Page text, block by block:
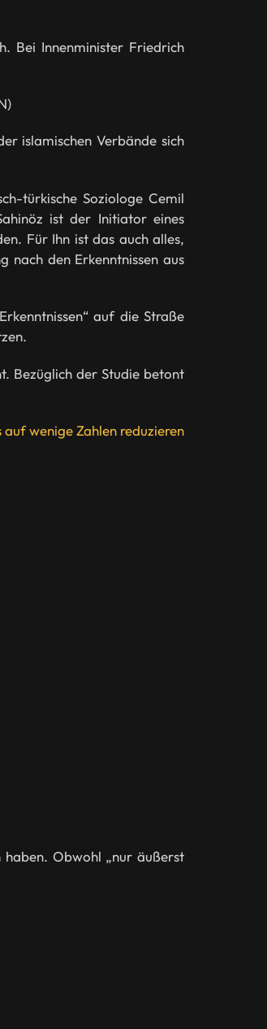
Bei Innenminister Friedrich
islamischen Verbände sich
türkische Soziologe Cemil
ist der Initiator eines
Für Ihn ist das auch alles,
nach den Erkenntnissen aus
auf die Straße
Bezüglich der Studie betont
wenige Zahlen reduzieren
Obwohl „nur äußerst